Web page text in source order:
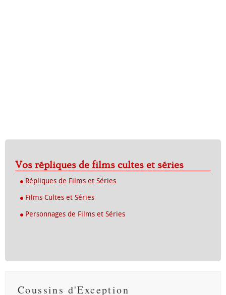
Vos répliques de films cultes et séries
Répliques de Films et Séries
Films Cultes et Séries
Personnages de Films et Séries
Coussins d'Exception